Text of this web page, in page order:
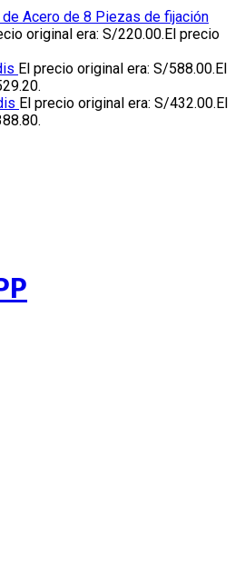
Acero de 8 Piezas de fijación
original era: S/220.00.El precio
El precio original era: S/588.00.El
El precio original era: S/432.00.El